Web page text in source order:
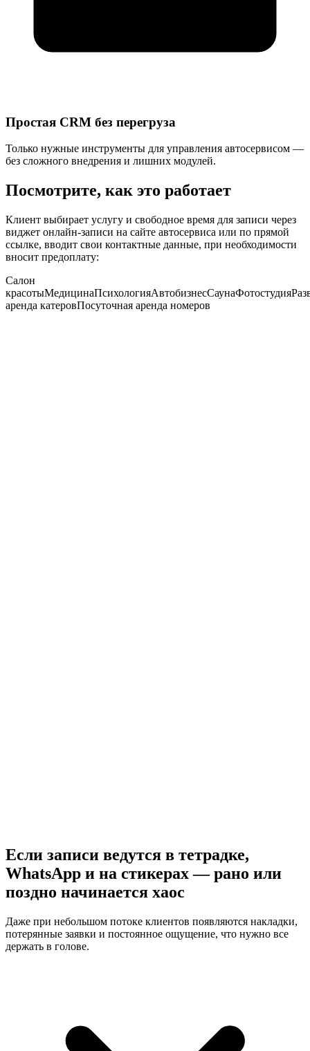
Простая CRM без перегруза
Только нужные инструменты для управления автосервисом —
без сложного внедрения и лишних модулей.
Посмотрите, как это работает
Клиент выбирает услугу и свободное время для записи через
виджет онлайн-записи на сайте автосервиса или по прямой
ссылке, вводит свои контактные данные, при необходимости
вносит предоплату:
Салон
красотыМедицинаПсихологияАвтобизнесСаунаФотостудия
аренда катеровПосуточная аренда номеров
Если записи ведутся в тетрадке,
WhatsApp и на стикерах — рано или
поздно начинается хаос
Даже при небольшом потоке клиентов появляются накладки,
потерянные заявки и постоянное ощущение, что нужно все
держать в голове.